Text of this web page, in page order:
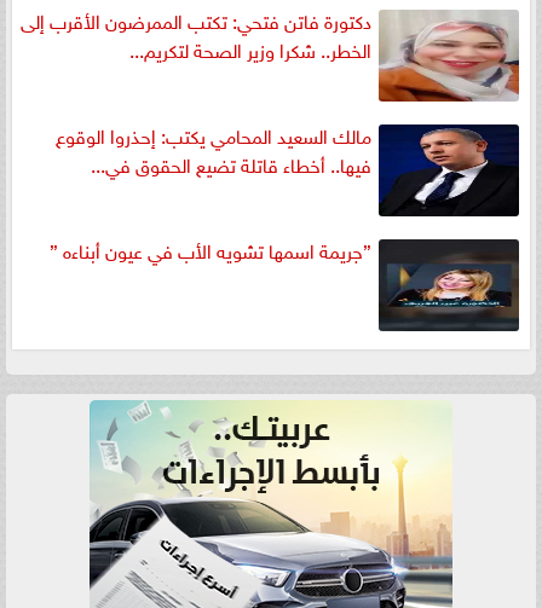
دكتورة فاتن فتحي: تكتب الممرضون الأقرب إلى
الخطر.. شكرا وزير الصحة لتكريم...
مالك السعيد المحامي يكتب: إحذروا الوقوع
فيها.. أخطاء قاتلة تضيع الحقوق في...
”جريمة اسمها تشويه الأب في عيون أبناءه ”